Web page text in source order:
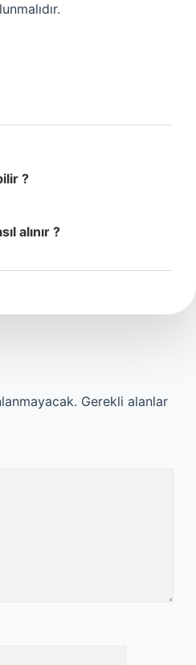
?
alınır ?
Gerekli alanlar